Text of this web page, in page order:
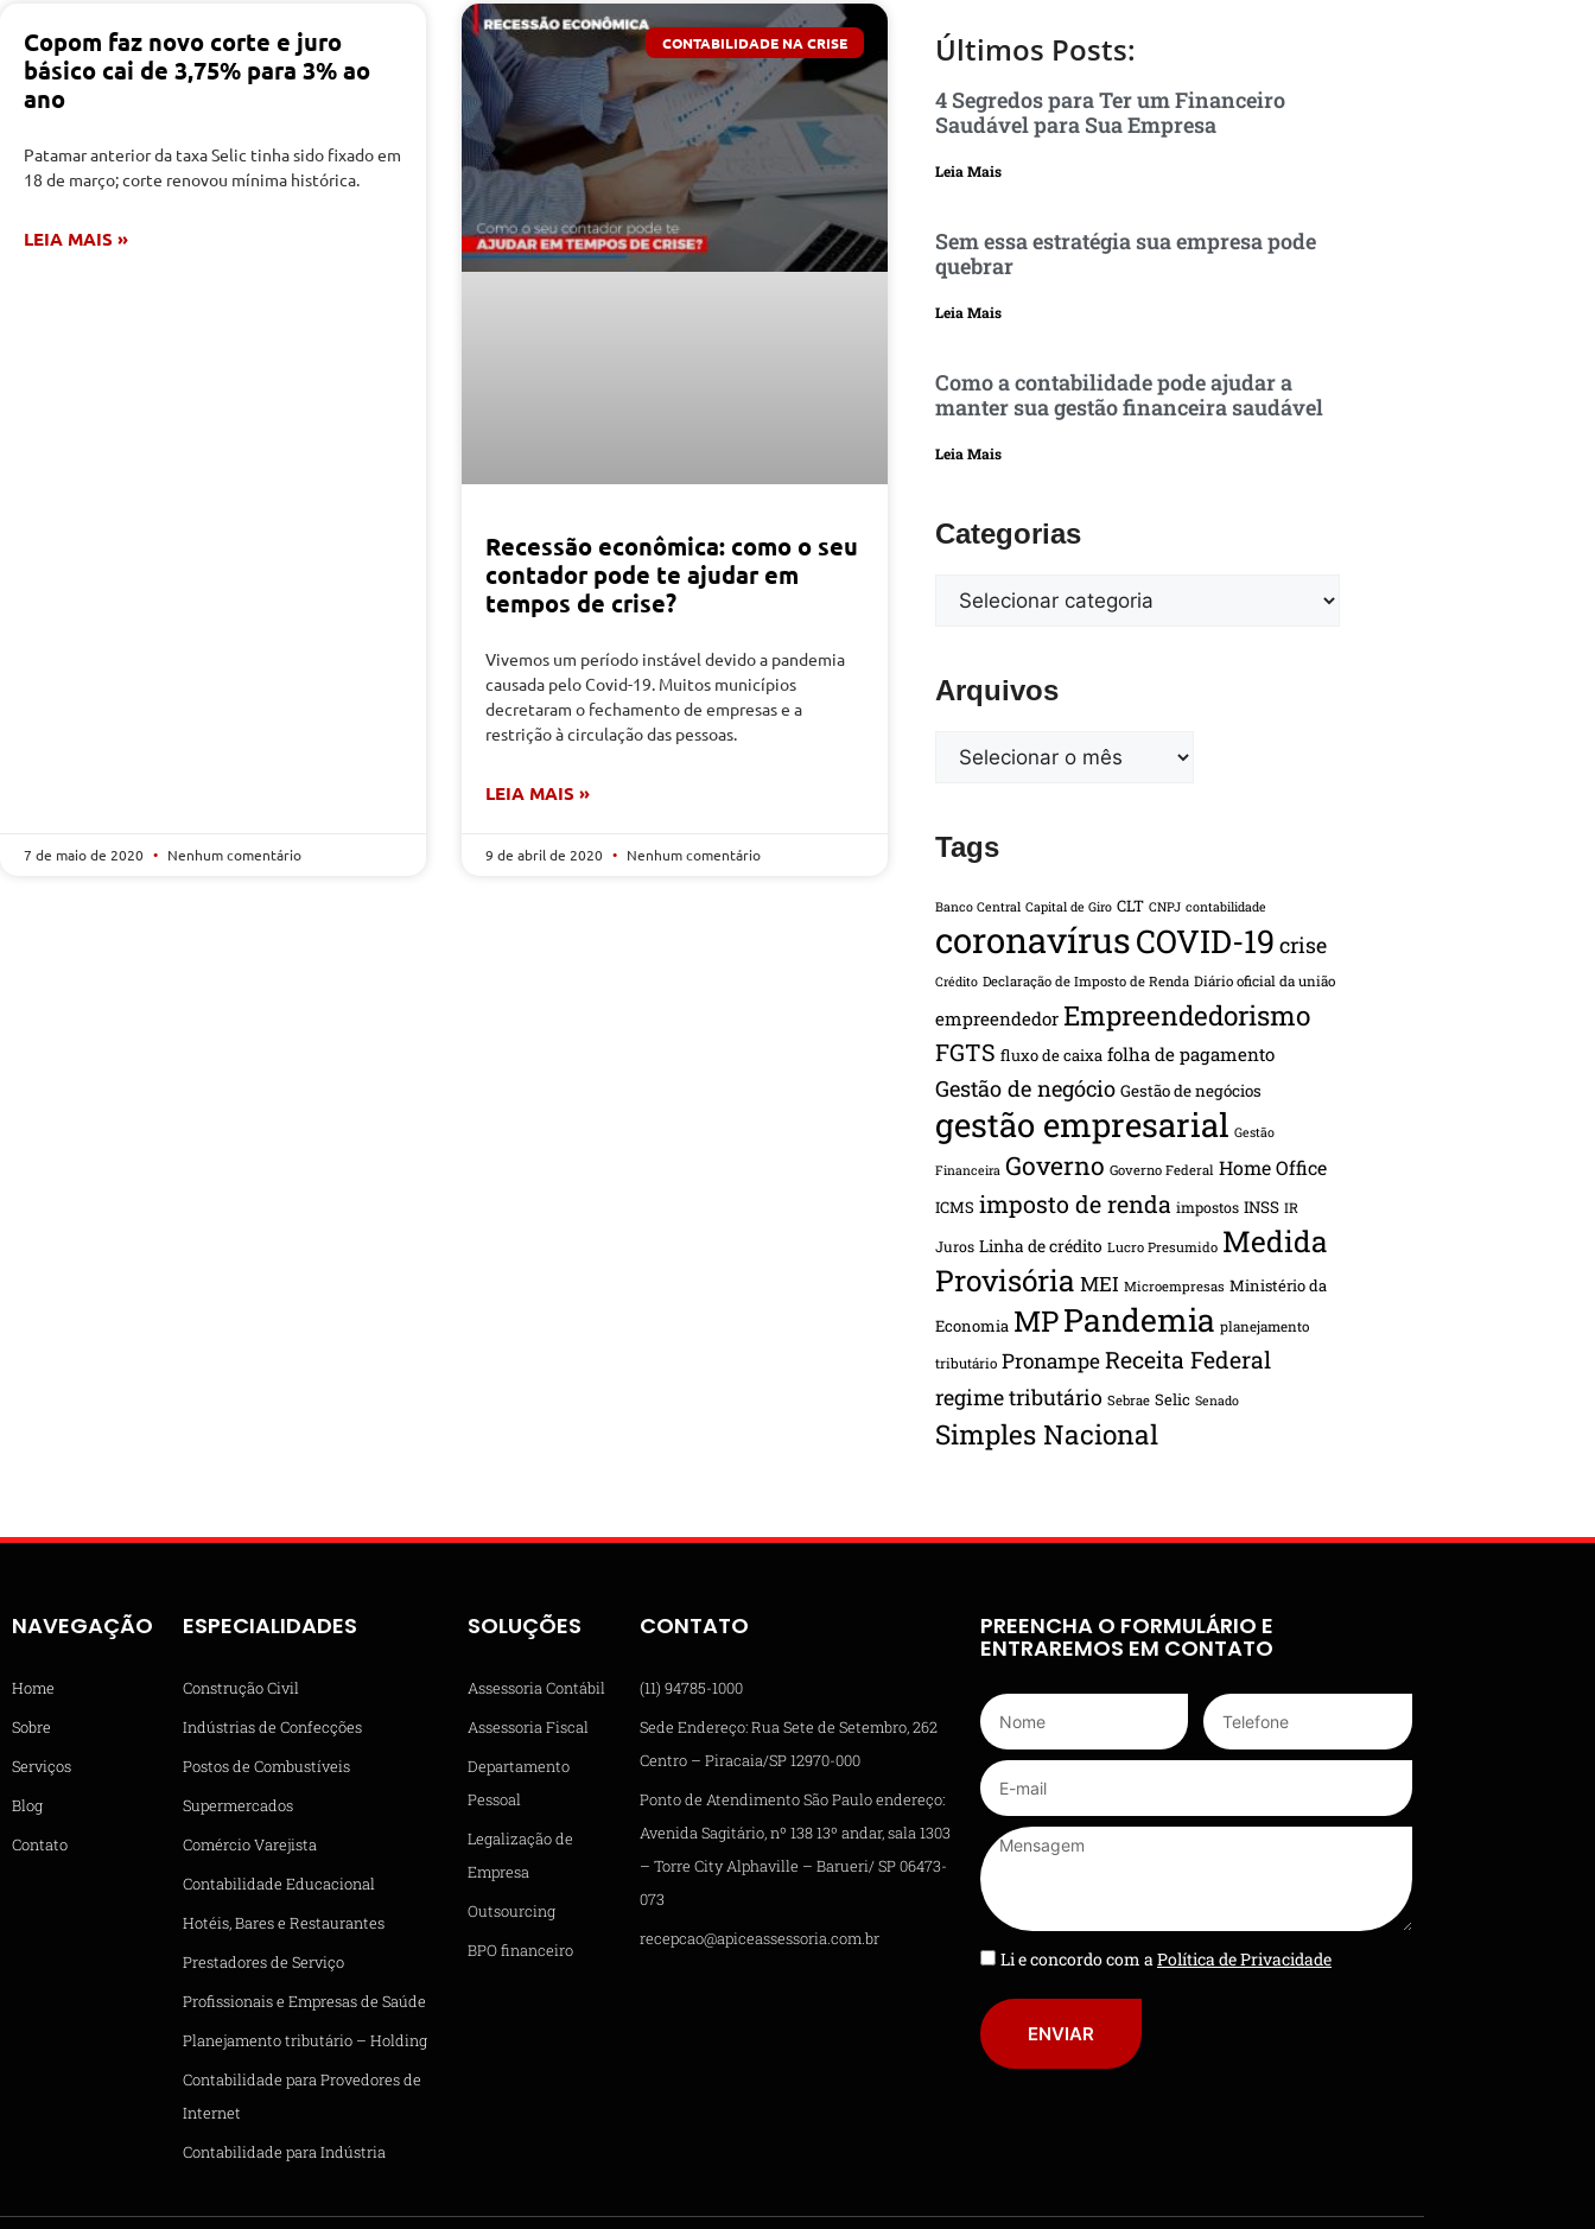
Copom faz novo corte e juro
básico cai de 3,75% para 3% ao
ano
Patamar anterior da taxa Selic tinha sido fixado em
18 de março; corte renovou mínima histórica.
LEIA MAIS »
7 de maio de 2020 Nenhum comentário
CONTABILIDADE NA CRISE
Recessão econômica: como o seu
contador pode te ajudar em
tempos de crise?
Vivemos um período instável devido a pandemia
causada pelo Covid-19. Muitos municípios
decretaram o fechamento de empresas e a
restrição à circulação das pessoas.
LEIA MAIS »
9 de abril de 2020 Nenhum comentário
Últimos Posts:
4 Segredos para Ter um Financeiro
Saudável para Sua Empresa
Leia Mais
Sem essa estratégia sua empresa pode
quebrar
Leia Mais
Como a contabilidade pode ajudar a
manter sua gestão financeira saudável
Leia Mais
Categorias
Arquivos
Tags
Banco Central Capital de Giro CLT CNPJ contabilidade
coronavírusCOVID-19 crise
Crédito Declaração de Imposto de Renda Diário oficial da união
empreendedor Empreendedorismo
FGTS fluxo de caixa folha de pagamento
Gestão de negócio Gestão de negócios
gestão empresarial Gestão
Financeira Governo Governo Federal Home Office
ICMS imposto de renda impostos INSS IR
Juros Linha de crédito Lucro Presumido Medida
Provisória MEI Microempresas Ministério da
Economia MPPandemia planejamento
tributário PronampeReceita Federal
regime tributário Sebrae Selic Senado
Simples Nacional
NAVEGAÇÃO
Home
Sobre
Serviços
Blog
Contato
ESPECIALIDADES
Construção Civil
Indústrias de Confecções
Postos de Combustíveis
Supermercados
Comércio Varejista
Contabilidade Educacional
Hotéis, Bares e Restaurantes
Prestadores de Serviço
Profissionais e Empresas de Saúde
Planejamento tributário – Holding
Contabilidade para Provedores de
Internet
Contabilidade para Indústria
SOLUÇÕES
Assessoria Contábil
Assessoria Fiscal
Departamento
Pessoal
Legalização de
Empresa
Outsourcing
BPO financeiro
CONTATO
(11) 94785-1000
Sede Endereço: Rua Sete de Setembro, 262
Centro – Piracaia/SP 12970-000
Ponto de Atendimento São Paulo endereço:
Avenida Sagitário, nº 138 13º andar, sala 1303
– Torre City Alphaville – Barueri/ SP 06473-
073
recepcao@apiceassessoria.com.br
PREENCHA O FORMULÁRIO E
ENTRAREMOS EM CONTATO
Li e concordo com aPolítica de Privacidade
ENVIAR